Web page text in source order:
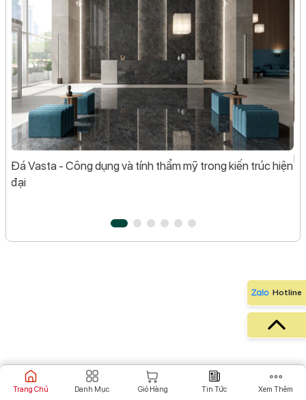
Đá Vasta - Công dụng và tính thẩm mỹ trong kiến trúc hiện
đại
Trang Chủ Danh Mục Giỏ Hàng Tin Tức Xem Thêm
Hotline